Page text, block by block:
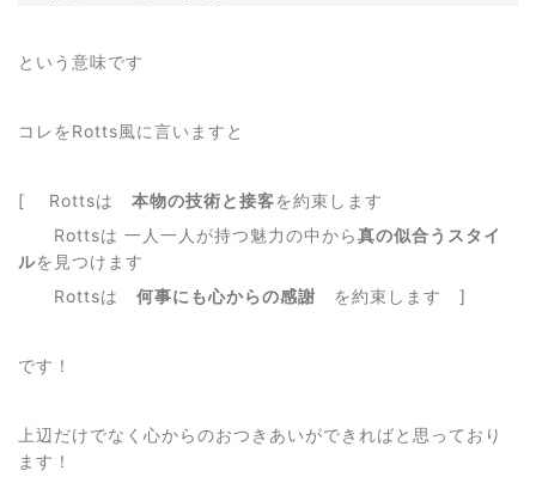
という意味です
コレをRotts風に言いますと
[ Rottsは 本物の技術と接客を約束します
Rottsは 一人一人が持つ魅力の中から真の似合うスタイ
ルを見つけます
Rottsは
何事にも心からの感謝 を約束します ]
です！
上辺だけでなく心からのおつきあいができればと思っており
ます！